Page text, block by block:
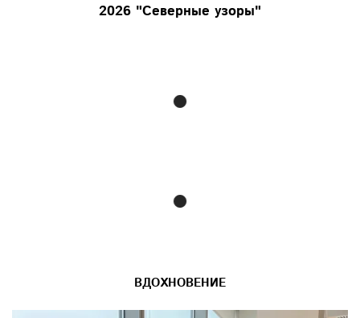
2026 "Северные узоры"
ВДОХНОВЕНИЕ